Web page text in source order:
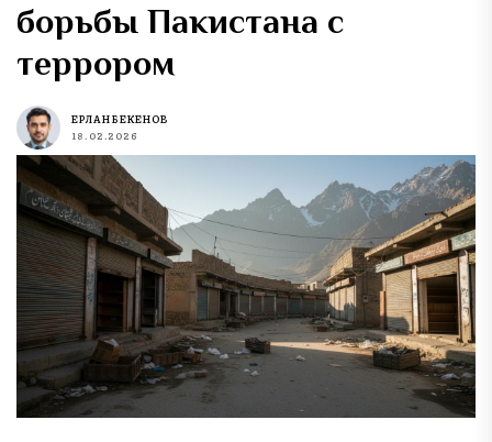
борьбы Пакистана с
террором
ЕРЛАН БЕКЕНОВ
18.02.2026